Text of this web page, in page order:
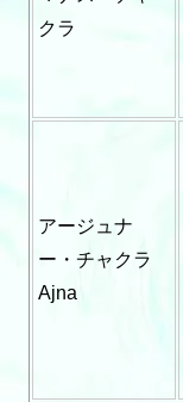
クラ
アージュナ
ー・チャクラ
Ajna